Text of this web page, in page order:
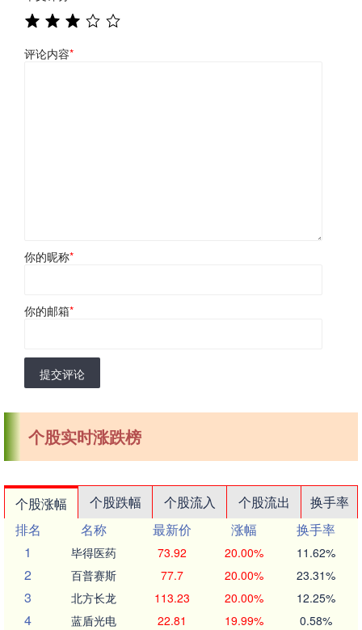
评论内容*
你的昵称*
你的邮箱*
提交评论
个股实时涨跌榜
个股涨幅 个股跌幅 个股流入 个股流出
换手率
排名
名称 最新价 涨幅
换手率
1
毕得医药 73.92 20.00% 11.62%
2 百普赛斯 77.7 20.00% 23.31%
3 北方长龙 113.23 20.00% 12.25%
4 蓝盾光电 22.81 19.99% 0.58%